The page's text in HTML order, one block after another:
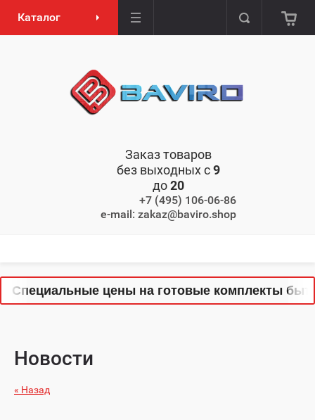
Каталог
Заказ товаров
без выходных с9
до20
+7 (495) 106-06-86
e-mail: zakaz@baviro.shop
цены на готовые комплекты
Новости
« Назад